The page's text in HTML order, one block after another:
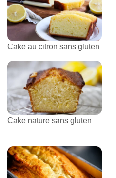
Cake au citron sans gluten
Cake nature sans gluten